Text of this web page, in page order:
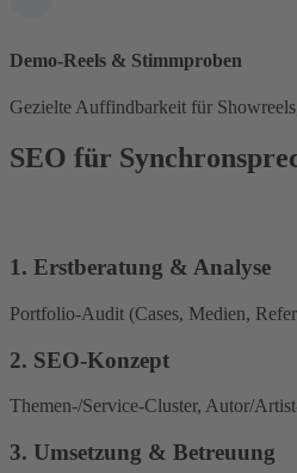
Demo-Reels & Stimmproben
Gezielte Auffindbarkeit für
SEO für
1. Erstberatung & Analyse
Portfolio-Audit (Cases, Medien,
2. SEO-Konzept
Themen-/Service-Cluster, Autor/
3. Umsetzung & Betreuung